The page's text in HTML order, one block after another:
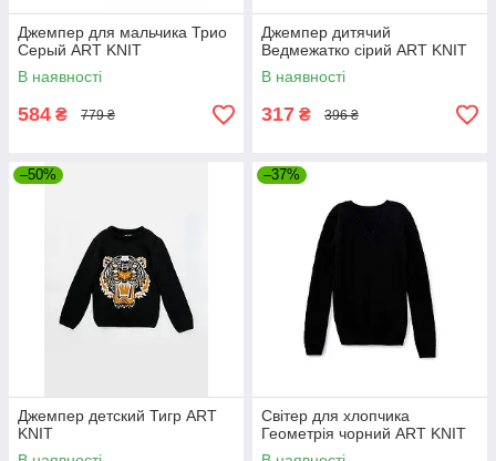
Джемпер для мальчика Трио
Серый ART KNIT
В наявності
584 ₴ 779 ₴
Джемпер дитячий
Ведмежатко сірий ART KNIT
В наявності
317 ₴ 396 ₴
–50%
Джемпер детский Тигр ART
KNIT
–37%
Свiтер для хлопчика
Геометрiя чорний ART KNIT